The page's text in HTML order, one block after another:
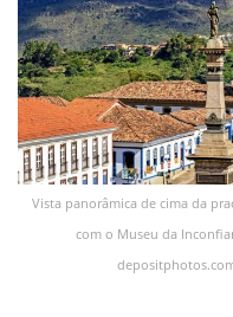
Vista panorâmica de cima da
com o Museu da